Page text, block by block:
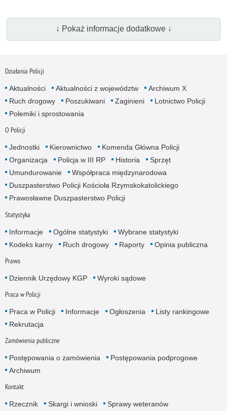
↓ Pokaż informacje dodatkowe ↓
Działania Policji
Aktualności Aktualności z województw
Archiwum X
Ruch drogowy
Poszukiwani Zaginieni
Lotnictwo Policji
Polemiki i sprostowania
O Policji
Jednostki Kierownictwo
Komenda Główna Policji
Organizacja
Policja w III RP Historia
Sprzęt
Umundurowanie
Współpraca międzynarodowa
Duszpasterstwo Policji Kościoła Rzymskokatolickiego
Prawosławne Duszpasterstwo Policji
Statystyka
Informacje Ogólne statystyki
Wybrane statystyki
Kodeks karny
Ruch drogowy Raporty Opinia publiczna
Prawo
Dziennik Urzędowy KGP Wyroki sądowe
Praca w Policji
Praca w Policji Informacje Ogłoszenia
Listy rankingowe
Rekrutacja
Zamówienia publiczne
Postępowania o zamówienia
Postępowania podprogowe
Archiwum
Kontakt
Rzecznik Skargi i wnioski Sprawy weteranów